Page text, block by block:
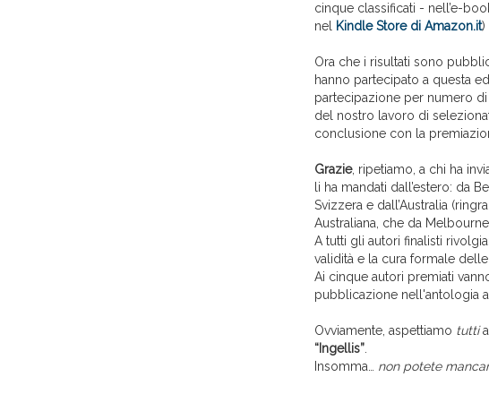
cinque classificati - nell’e-
nel Kindle Store di Amazon.it)
Ora che i risultati sono
hanno partecipato a questa
partecipazione per numero
del nostro lavoro di
conclusione con la
Grazie, ripetiamo, a chi ha
li ha mandati dall’estero: da
Svizzera e dall’Australia
Australiana, che da
A tutti gli autori finalisti
validità e la cura formale
Ai cinque autori premiati
pubblicazione nell'antologia
Ovviamente, aspettiamo tuttia
“Ingellis”.
Insomma… non potete